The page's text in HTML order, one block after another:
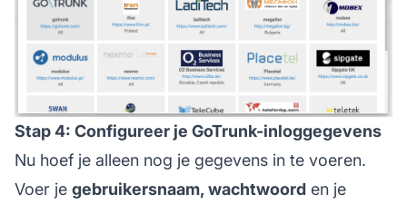
Stap 4: Configureer je GoTrunk-inloggegevens
Nu hoef je alleen nog je gegevens in te voeren.
Voer je gebruikersnaam, wachtwoord en je